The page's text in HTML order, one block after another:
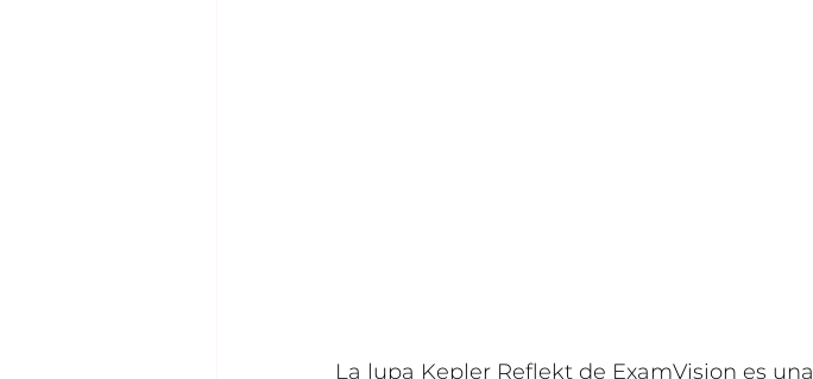
La lupa Kepler Reflekt de ExamVision es